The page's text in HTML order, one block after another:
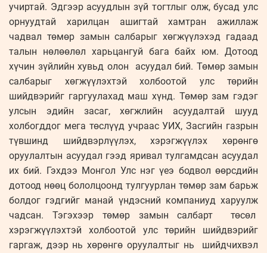
учиртай. Эдгээр асуудлын зүй тогтлыг олж, бусад улс
орнуудтай харилцан ашигтай хамтран ажиллаж
чадвал төмөр замын салбарыг хөгжүүлэхэд гадаад
талын нөлөөлөл харьцангуй бага байх юм. Дотоод
хүчин зүйлийн хувьд олон асуудал бий. Төмөр замын
салбарыг хөгжүүлэхтэй холбоотой улс төрийн
шийдвэрийг гаргуулахад маш хүнд. Төмөр зам гэдэг
улсын эдийн засаг, хөгжлийн асуудалтай шууд
холбогддог мега төслүүд учраас УИХ, Засгийн газрын
түвшинд шийдвэрлүүлэх, хэрэгжүүлэх хөрөнгө
оруулалтын асуудал гээд яривал тулгамдсан асуудал
их бий. Гэхдээ Монгол Улс нэг үеэ бодвол өөрсдийн
дотоод нөөц бололцоонд тулгуурлан төмөр зам барьж
болдог гэдгийг манай үндэсний компаниуд харуулж
чадсан. Тэгэхээр төмөр замын салбарт төсөл
хэрэгжүүлэхтэй холбоотой улс төрийн шийдвэрийг
гаргаж, дээр нь хөрөнгө оруулалтыг нь шийдчихвэл